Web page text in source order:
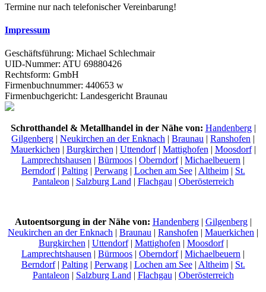
Termine nur nach telefonischer Vereinbarung!
Impressum
Geschäftsführung: Michael Schlechmair
UID-Nummer: ATU 69880426
Rechtsform: GmbH
Firmenbuchnummer: 440653 w
Firmenbuchgericht: Landesgericht Braunau
Schrotthandel & Metallhandel in der Nähe von: Handenberg|
Gilgenberg | Neukirchen an der Enknach | Braunau | Ranshofen |
Mauerkichen| Burgkirchen| Uttendorf| Mattighofen| Moosdorf|
Lamprechtshausen | Bürmoos | Oberndorf| Michaelbeuern |
Berndorf| Palting| Perwang| Lochen am See| Altheim| St.
Pantaleon| Salzburg Land| Flachgau| Oberösterreich
Autoentsorgung in der Nähe von: Handenberg| Gilgenberg|
Neukirchen an der Enknach | Braunau | Ranshofen | Mauerkichen |
Burgkirchen| Uttendorf| Mattighofen| Moosdorf|
Lamprechtshausen | Bürmoos | Oberndorf| Michaelbeuern |
Berndorf| Palting| Perwang| Lochen am See| Altheim| St.
Pantaleon| Salzburg Land| Flachgau| Oberösterreich